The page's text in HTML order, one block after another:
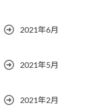
2021年6月
2021年5月
2021年2月